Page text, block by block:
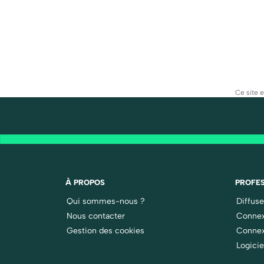
Ce site
À PROPOS
Qui sommes-nous ?
Nous contacter
Gestion des cookies